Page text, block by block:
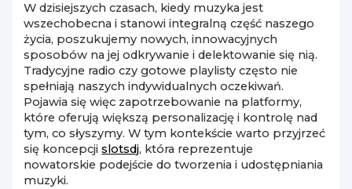
W dzisiejszych czasach, kiedy muzyka jest
wszechobecna i stanowi integralną część naszego
życia, poszukujemy nowych, innowacyjnych
sposobów na jej odkrywanie i delektowanie się nią.
Tradycyjne radio czy gotowe playlisty często nie
spełniają naszych indywidualnych oczekiwań.
Pojawia się więc zapotrzebowanie na platformy,
które oferują większą personalizację i kontrolę nad
tym, co słyszymy. W tym kontekście warto przyjrzeć
się koncepcjislotsdj, która reprezentuje
nowatorskie podejście do tworzenia i udostępniania
muzyki.